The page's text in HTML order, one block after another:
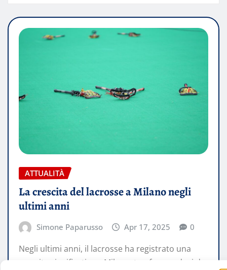
ATTUALITÀ
La crescita del lacrosse a Milano negli
ultimi anni
Simone Paparusso Apr 17, 2025 0
Negli ultimi anni, il lacrosse ha registrato una
crescita significativa a Milano, trasformandosi da